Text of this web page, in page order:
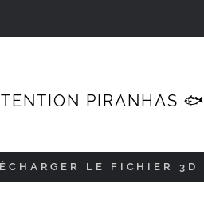
PIRANHAS 🐟
LE FICHIER 3D